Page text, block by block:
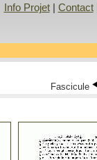
Info Projet| Contact|
Fascicule